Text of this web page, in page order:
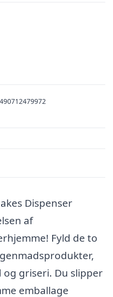
Dispenser
af
Fyld de to
griseri. Du slipper
emballage